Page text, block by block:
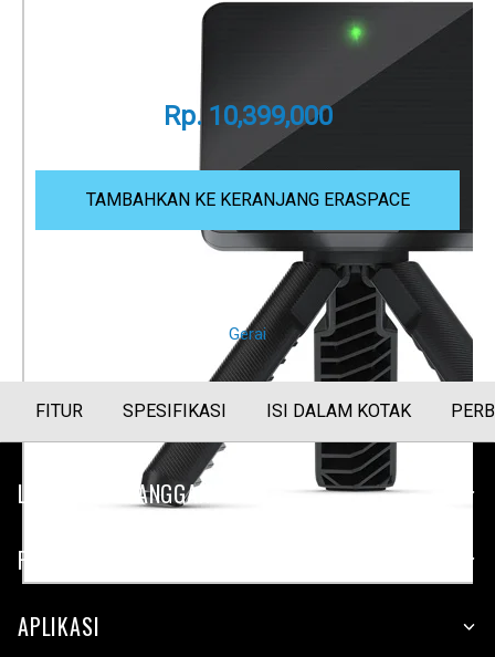
Approach R10
Rp. 10,399,000
TAMBAHKAN KE KERANJANG ERASPACE
Eraspace merupakan distributor resmi Garmin
CARA LAIN BERBELANJA
Gerai
FITUR SPESIFIKASI ISI DALAM KOTAK
LAYANAN PELANGGAN
PERUSAHAAN
APLIKASI